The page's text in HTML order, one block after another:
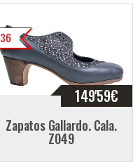
36
149'59€
Zapatos Gallardo. Cala.
Z049